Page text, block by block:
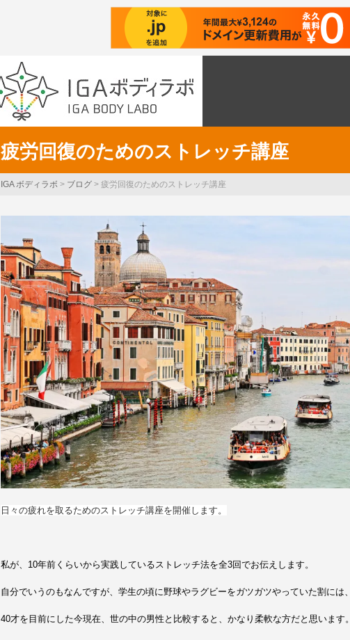
疲労回復のためのストレッチ講座
IGA ボディラボ > ブログ > 疲労回復のためのストレッチ講座
日々の疲れを取るためのストレッチ講座を開催します。
私が、10年前くらいから実践しているストレッチ法を全3回でお伝えします。
自分でいうのもなんですが、学生の頃に野球やラグビーをガツガツやっていた割には、
40才を目前にした今現在、世の中の男性と比較すると、かなり柔軟な方だと思います。